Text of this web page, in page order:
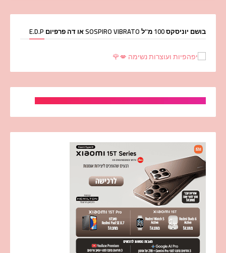
בושם יוניסקס 100 מ''ל SOSPIRO VIBRATO או דה פרפיום E.D.P